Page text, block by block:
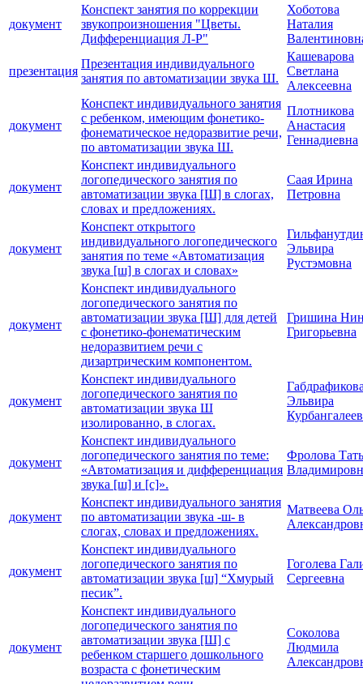
документ
Конспект занятия по коррекции
звукопроизношения "Цветы.
Дифференциация Л-Р"
Хоботова
Наталия
презентация
Презентация индивидуального
занятия по автоматизации звука Ш.
Кашеварова
Светлана
Алексеевна
документ
Конспект индивидуального занятия
с ребенком, имеющим фонетико-
фонематическое недоразвитие речи,
по автоматизации звука Ш.
Плотникова
Анастасия
Геннадиевна
документ
Конспект индивидуального
логопедического занятия по
автоматизации звука [Ш] в слогах,
словах и предложениях.
Саая Ирина
Петровна
документ
Конспект открытого
индивидуального логопедического
занятия по теме «Автоматизация
звука [ш] в слогах и словах»
Эльвира
Рустэмовна
документ
Конспект индивидуального
логопедического занятия по
автоматизации звука [Ш] для детей
с фонетико-фонематическим
недоразвитием речи с
дизартрическим компонентом.
Гришина
Григорьевна
документ
Конспект индивидуального
логопедического занятия по
автоматизации звука Ш
изолированно, в слогах.
Эльвира
документ
Конспект индивидуального
логопедического занятия по теме:
«Автоматизация и дифференциация
звука [ш] и [с]».
Фролова
документ
Конспект индивидуального занятия
по автоматизации звука -ш- в
слогах, словах и предложениях.
Матвеева
документ
Конспект индивидуального
логопедического занятия по
автоматизации звука [ш] “Хмурый
песик”.
Гоголева
Сергеевна
документ
Конспект индивидуального
логопедического занятия по
автоматизации звука [Ш] с
ребенком старшего дошкольного
возраста с фонетическим
Соколова
Людмила